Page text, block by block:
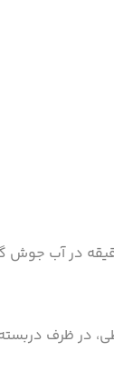
داخل یخچال